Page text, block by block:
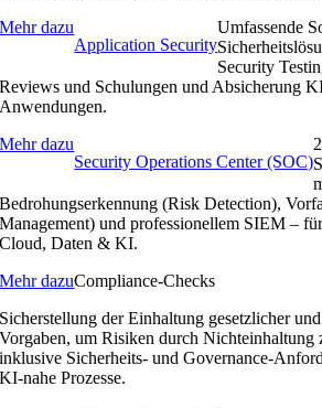
Mehr dazu
Application Security
Umfassende
Security
Reviews und Schulungen und Absicherung
Anwendungen.
Mehr dazu
Security Operations Center (SOC)
Bedrohungserkennung (Risk Detection),
Management) und professionellem SIEM –
Cloud, Daten & KI.
Mehr dazuCompliance-Checks
Sicherstellung der Einhaltung gesetzlicher
Vorgaben, um Risiken durch Nichteinhaltung
inklusive Sicherheits- und Governance-
KI-nahe Prozesse.